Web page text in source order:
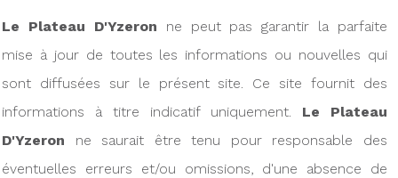
Le Plateau D'Yzeron ne peut pas garantir la parfaite
mise à jour de toutes les informations ou nouvelles qui
sont diffusées sur le présent site. Ce site fournit des
informations à titre indicatif uniquement. Le Plateau
D'Yzeron ne saurait être tenu pour responsable des
éventuelles erreurs et/ou omissions, d'une absence de